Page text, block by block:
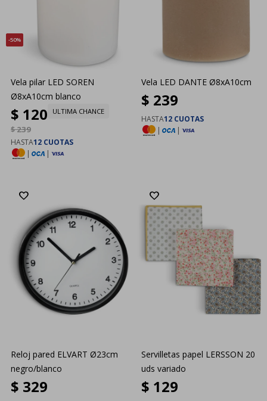
50
Vela pilar LED SOREN
Ø8xA10cm blanco
$ 120
$239
ULTIMA CHANCE
HASTA12 CUOTAS
|
|
Vela LED DANTE Ø8xA10cm
$ 239
HASTA12 CUOTAS
|
|
Reloj pared ELVART Ø23cm
negro/blanco
$ 329
Servilletas papel LERSSON 20
uds variado
$ 129